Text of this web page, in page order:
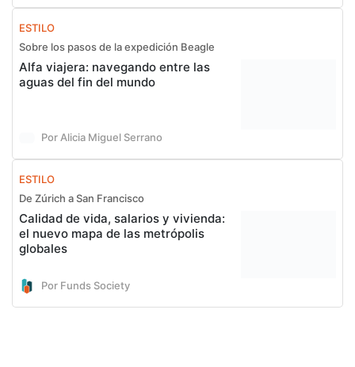
ESTILO
Sobre los pasos de la expedición Beagle
Alfa viajera: navegando entre las
aguas del fin del mundo
Por Alicia Miguel Serrano
ESTILO
De Zúrich a San Francisco
Calidad de vida, salarios y vivienda:
el nuevo mapa de las metrópolis
globales
Por Funds Society